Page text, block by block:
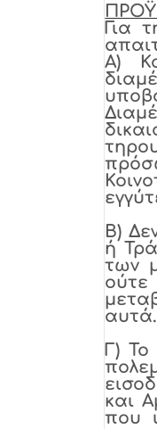
Για
Α)
Β)
ή
των
αυτά.
Γ) Το
και
που